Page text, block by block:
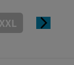
XXL